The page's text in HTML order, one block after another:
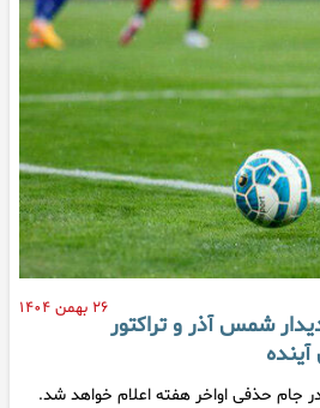
۲۶ بهمن ۱۴۰۴
شمس آذر و تراکتور
جام حذفی اواخر هفته اعلام خواهد شد.